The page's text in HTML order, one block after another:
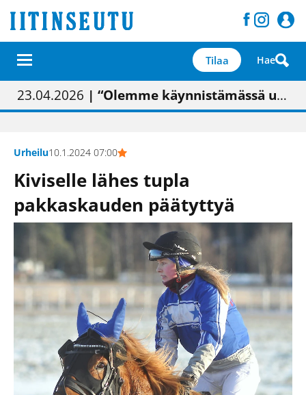
Tilaa Hae
01.02.2026 | Painon vaihtumisen pitäisi näkyä hieman parempana painojäljen laatuna lehdessä
05.02.2026 | Uudistettu kunnantalo on valoisa
23.04.2026 | “Olemme käynnistämässä uudelleen keskustavisiotyön”
09.05.2026| "Maalla on totuttu elämään omavaraisemmin kuin kaupungissa"
Urheilu10.1.2024 07:00
Kiviselle lähes tupla
pakkaskauden päätyttyä